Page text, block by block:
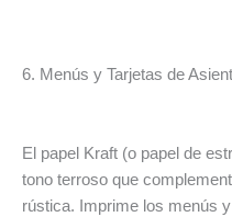
6. Menús y Tarjetas de
El papel Kraft (o papel de
tono terroso que
rústica. Imprime los menús